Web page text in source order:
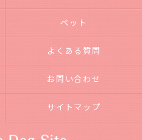
ペット
よくある質問
お問い合わせ
サイトマップ